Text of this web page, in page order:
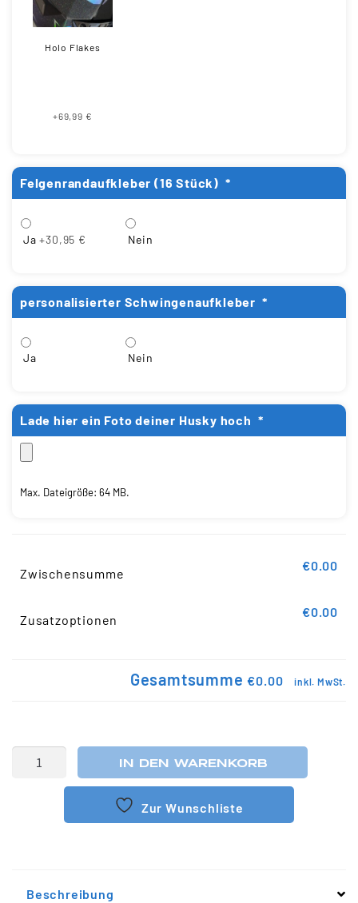
Holo Flakes
+69,99 €
Felgenrandaufkleber (16 Stück) *
Ja +30,95 € Nein
personalisierter Schwingenaufkleber *
Ja Nein
Lade hier ein Foto deiner Husky hoch *
Max. Dateigröße: 64 MB.
Zwischensumme
€0.00
Zusatzoptionen
€0.00
Gesamtsumme €0.00 inkl. MwSt.
IN DEN WARENKORB
Zur Wunschliste
Beschreibung